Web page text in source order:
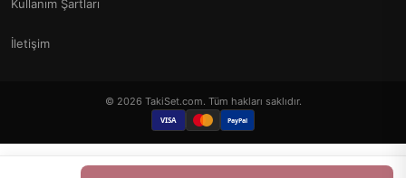
Kullanım Şartları
İletişim
© 2026 TakiSet.com. Tüm hakları saklıdır.
VISA PayPal